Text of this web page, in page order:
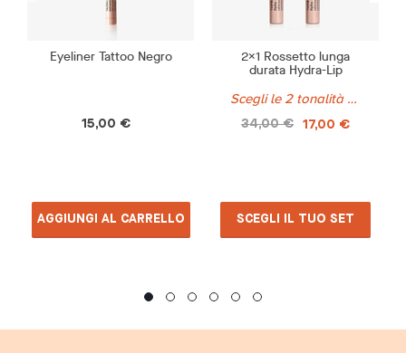
Eyeliner Tattoo Negro
15,00 €
AGGIUNGI AL CARRELLO
2X1 Rossetto lunga
durata Hydra-Lip
Scegli le 2 tonalità che desideri
34,00 € 17,00 €
SCEGLI IL TUO SET